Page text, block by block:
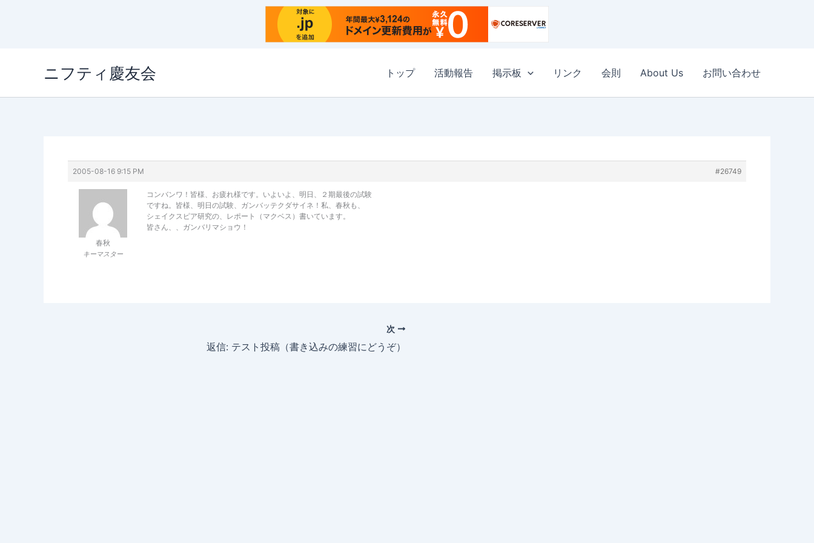
ニフティ慶友会 トップ 活動報告 掲示板 リンク 会則 About Us お問い合わせ
2005-08-16 9:15 PM #26749
春秋
キーマスター
コンバンワ！皆様、お疲れ様です。いよいよ、明日、２期最後の試験
ですね。皆様、明日の試験、ガンバッテクダサイネ！私、春秋も、
シェイクスピア研究の、レポート（マクベス）書いています。
皆さん、、ガンバリマショウ！
次
返信: テスト投稿（書き込みの練習にどうぞ）